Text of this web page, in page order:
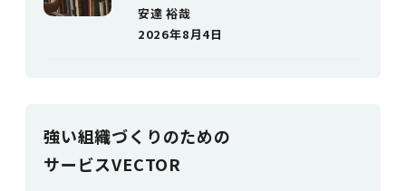
安達 裕哉
2026年8月4日
強い組織づく りのための
サービスVECTOR